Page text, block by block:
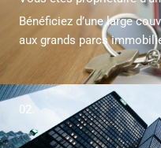
Bénéficiez d’une large
aux grands parcs
02.